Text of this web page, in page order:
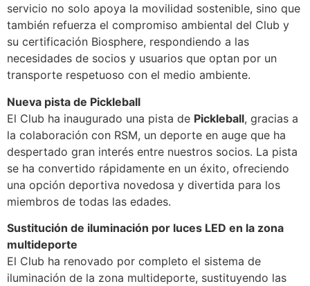
servicio no solo apoya la movilidad sostenible, sino que
también refuerza el compromiso ambiental del Club y
su certificación Biosphere, respondiendo a las
necesidades de socios y usuarios que optan por un
transporte respetuoso con el medio ambiente.
Nueva pista de Pickleball
El Club ha inaugurado una pista de Pickleball, gracias a
la colaboración con RSM, un deporte en auge que ha
despertado gran interés entre nuestros socios. La pista
se ha convertido rápidamente en un éxito, ofreciendo
una opción deportiva novedosa y divertida para los
miembros de todas las edades.
Sustitución de iluminación por luces LED en la zona
multideporte
El Club ha renovado por completo el sistema de
iluminación de la zona multideporte, sustituyendo las